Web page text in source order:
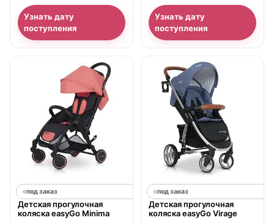
Узнать дату
поступления
Узнать дату
поступления
под заказ
Детская прогулочная
коляска easyGo Minima
под заказ
Детская прогулочная
коляска easyGo Virage